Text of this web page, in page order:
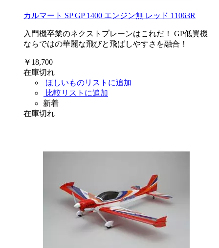
カルマート SP GP 1400 エンジン無 レッド 11063R
入門機卒業のネクストプレーンはこれだ！ GP低翼機
ならではの華麗な飛びと飛ばしやすさを融合！
￥18,700
在庫切れ
ほしいものリストに追加
比較リストに追加
新着
在庫切れ